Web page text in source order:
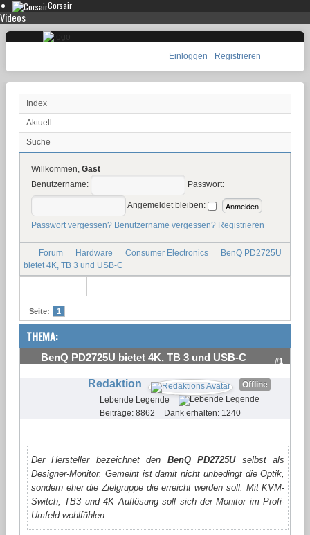
Corsair
Videos
Einloggen Registrieren
Index
Aktuell
Suche
Willkommen, Gast
Benutzername:
Passwort:
Angemeldet bleiben:
Passwort vergessen? Benutzername vergessen? Registrieren
Forum Hardware Consumer Electronics
BenQ PD2725U
bietet 4K, TB 3 und USB-C
Seite: 1
THEMA:
BenQ PD2725U bietet 4K, TB 3 und USB-C #1
Redaktion
Offline
Lebende Legende
Beiträge: 8862
Dank erhalten: 1240
Der Hersteller bezeichnet den BenQ PD2725Uselbst als
Designer-Monitor. Gemeint ist damit nicht unbedingt die Optik,
sondern eher die Zielgruppe die erreicht werden soll. Mit KVM-
Switch, TB3 und 4K Auflösung soll sich der Monitor im Profi-
Umfeld wohlfühlen.